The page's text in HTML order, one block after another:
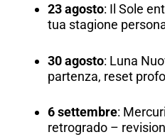
23 agosto: Il Sole
tua stagione
30 agosto: Luna
partenza, reset
6 settembre:
retrogrado –